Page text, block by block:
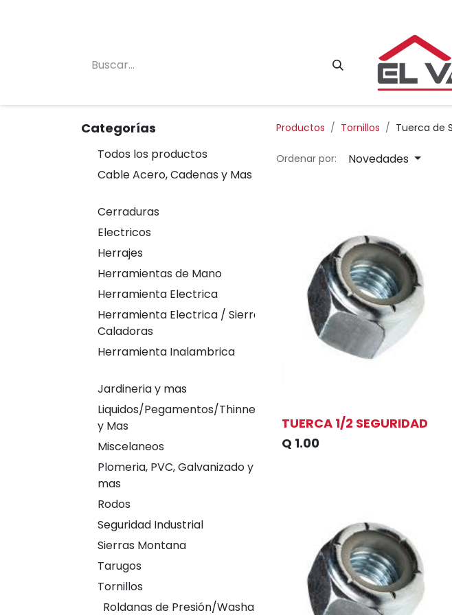
Categorías
Todos los productos
Cable Acero, Cadenas y Mas
Cerraduras
Electricos
Herrajes
Herramientas de Mano
Herramienta Electrica
Herramienta Electrica / Sierras
Caladoras
Herramienta Inalambrica
Jardineria y mas
Liquidos/Pegamentos/Thinner
y Mas
Miscelaneos
Plomeria, PVC, Galvanizado y
mas
Rodos
Seguridad Industrial
Sierras Montana
Tarugos
Tornillos
Roldanas de Presión/Washa
Productos Tornillos Tuerca de
Ordenar por: Novedades
TUERCA 1/2 SEGURIDAD
Q 1.00